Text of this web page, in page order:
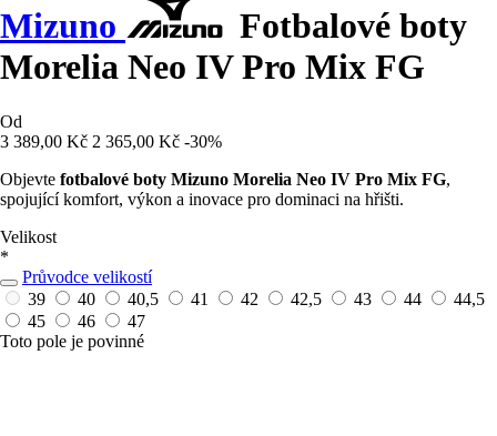
Mizuno
Fotbalové boty
Morelia Neo IV Pro Mix FG
Od
3 389,00 Kč 2 365,00 Kč -30%
Objevte fotbalové boty Mizuno Morelia Neo IV Pro Mix FG,
spojující komfort, výkon a inovace pro dominaci na hřišti.
Velikost
*
Průvodce velikostí
39
40 40,5 41 42 42,5 43 44
44,5
45
46
47
Toto pole je povinné